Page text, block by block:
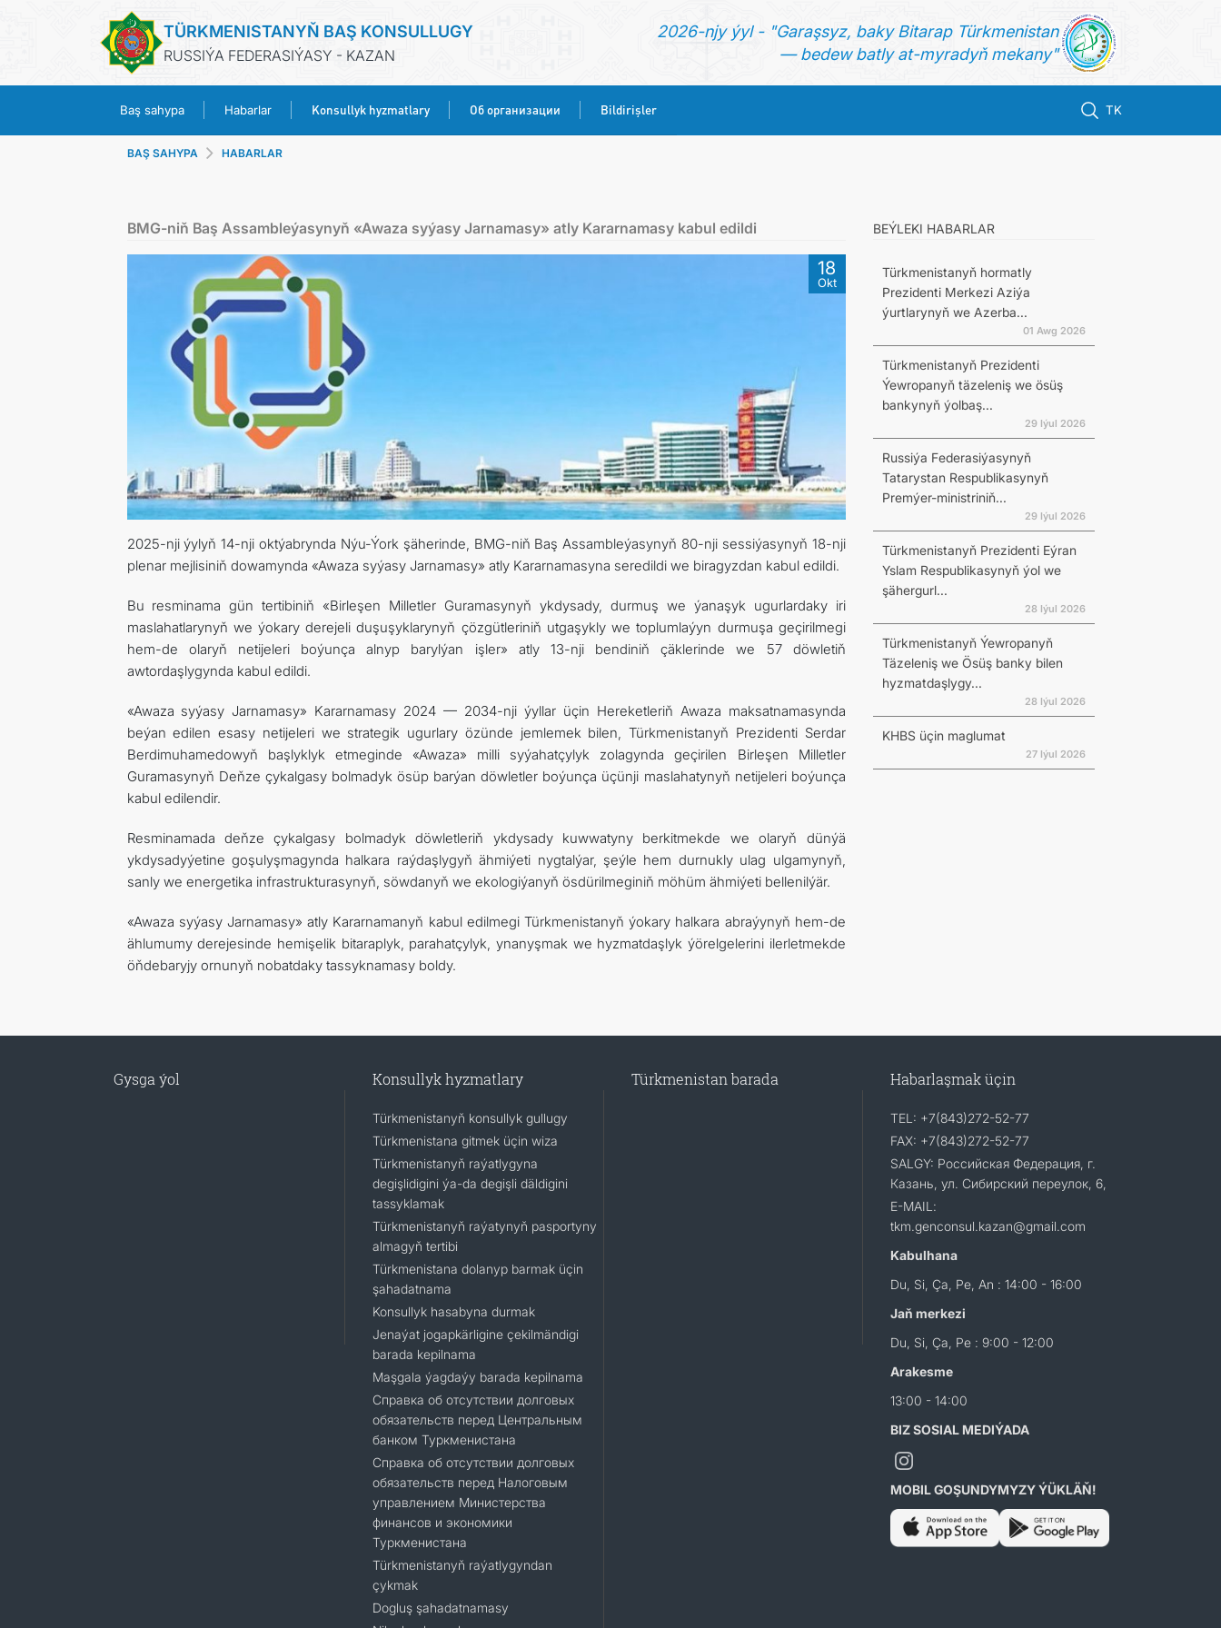
TÜRKMENISTANYŇ BAŞ KONSULLUGY
RUSSIÝA FEDERASIÝASY - KAZAN
2026-njy ýyl - "Garaşsyz, baky Bitarap Türkmenistan
— bedew batly at-myradyň mekany"
Baş sahypa Habarlar Konsullyk hyzmatlary Об организации Bildirişler TK
KONSULLYK HYZMATLARY
BAŞ SAHYPA HABARLAR
BMG-niň Baş Assambleýasynyň «Awaza syýasy Jarnamasy» atly Kararnamasy kabul edildi
18
Okt
2025-nji ýylyň 14-nji oktýabrynda Nýu-Ýork şäherinde, BMG-niň Baş Assambleýasynyň 80-nji sessiýasynyň 18-nji
plenar mejlisiniň dowamynda «Awaza syýasy Jarnamasy» atly Kararnamasyna seredildi we biragyzdan kabul edildi.
Bu resminama gün tertibiniň «Birleşen Milletler Guramasynyň ykdysady, durmuş we ýanaşyk ugurlardaky iri
maslahatlarynyň we ýokary derejeli duşuşyklarynyň çözgütleriniň utgaşykly we toplumlaýyn durmuşa geçirilmegi
hem-de olaryň netijeleri boýunça alnyp barylýan işler» atly 13-nji bendiniň çäklerinde we 57 döwletiň
awtordaşlygynda kabul edildi.
«Awaza syýasy Jarnamasy» Kararnamasy 2024 — 2034-nji ýyllar üçin Hereketleriň Awaza maksatnamasynda
beýan edilen esasy netijeleri we strategik ugurlary özünde jemlemek bilen, Türkmenistanyň Prezidenti Serdar
Berdimuhamedowyň başlyklyk etmeginde «Awaza» milli syýahatçylyk zolagynda geçirilen Birleşen Milletler
Guramasynyň Deňze çykalgasy bolmadyk ösüp barýan döwletler boýunça üçünji maslahatynyň netijeleri boýunça
kabul edilendir.
Resminamada deňze çykalgasy bolmadyk döwletleriň ykdysady kuwwatyny berkitmekde we olaryň dünýä
ykdysadyýetine goşulyşmagynda halkara raýdaşlygyň ähmiýeti nygtalýar, şeýle hem durnukly ulag ulgamynyň,
sanly we energetika infrastrukturasynyň, söwdanyň we ekologiýanyň ösdürilmeginiň möhüm ähmiýeti bellenilýär.
«Awaza syýasy Jarnamasy» atly Kararnamanyň kabul edilmegi Türkmenistanyň ýokary halkara abraýynyň hem-de
ählumumy derejesinde hemişelik bitaraplyk, parahatçylyk, ynanyşmak we hyzmatdaşlyk ýörelgelerini ilerletmekde
öňdebaryjy ornunyň nobatdaky tassyknamasy boldy.
BEÝLEKI HABARLAR
Türkmenistanyň hormatly
Prezidenti Merkezi Aziýa
ýurtlarynyň we Azerba...
01 Awg 2026
Türkmenistanyň Prezidenti
Ýewropanyň täzeleniş we ösüş
bankynyň ýolbaş...
29 Iýul 2026
Russiýa Federasiýasynyň
Tatarystan Respublikasynyň
Premýer-ministriniň...
29 Iýul 2026
Türkmenistanyň Prezidenti Eýran
Yslam Respublikasynyň ýol we
şähergurl...
28 Iýul 2026
Türkmenistanyň Ýewropanyň
Täzeleniş we Ösüş banky bilen
hyzmatdaşlygy...
28 Iýul 2026
KHBS üçin maglumat
27 Iýul 2026
Gysga ýol Konsullyk hyzmatlary
Türkmenistanyň konsullyk gullugy
Türkmenistana gitmek üçin wiza
Türkmenistanyň raýatlygyna
degişlidigini ýa-da degişli däldigini
tassyklamak
Türkmenistanyň raýatynyň pasportyny
almagyň tertibi
Türkmenistana dolanyp barmak üçin
şahadatnama
Konsullyk hasabyna durmak
Jenaýat jogapkärligine çekilmändigi
barada kepilnama
Maşgala ýagdaýy barada kepilnama
Cправка об отсутствии долговых
обязательств перед Центральным
банком Туркменистана
Справка об отсутствии долговых
обязательств перед Налоговым
управлением Министерства
финансов и экономики
Туркменистана
Türkmenistanyň raýatlygyndan
çykmak
Dogluş şahadatnamasy
Türkmenistan barada Habarlaşmak üçin
TEL: +7(843)272-52-77
FAX: +7(843)272-52-77
SALGY: Российская Федерация, г.
Казань, ул. Сибирский переулок, 6,
E-MAIL:
tkm.genconsul.kazan@gmail.com
Kabulhana
Du, Si, Ça, Pe, An : 14:00 - 16:00
Jaň merkezi
Du, Si, Ça, Pe : 9:00 - 12:00
Arakesme
13:00 - 14:00
BIZ SOSIAL MEDIÝADA
MOBIL GOŞUNDYMYZY ÝÜKLÄŇ!